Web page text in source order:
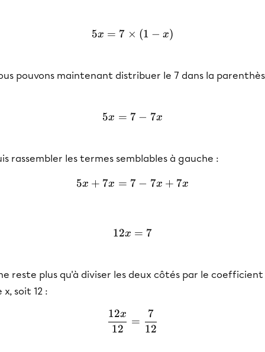
5x=7\times (1-x)
5x = 7 × (1 − x)
pouvons maintenant distribuer le 7 dans la
5x=7-7x
5x = 7 − 7x
rassembler les termes semblables à gauche :
5x+7x=7-7x+7x
5x + 7x = 7 − 7x + 7x
12x=7
12x = 7
reste plus qu'à diviser les deux côtés par le coefficient
x, soit 12 :
12
12x
=
12
7